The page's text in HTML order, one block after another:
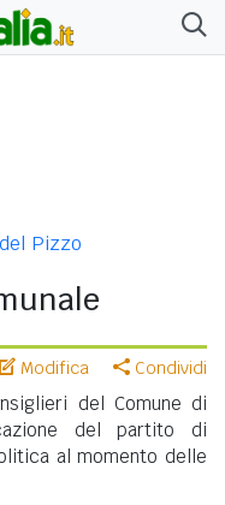
Pizzo
Modifica Condividi
del Comune di
del partito di
al momento delle